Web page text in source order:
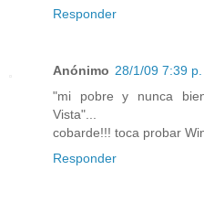
Responder
Anónimo 28/1/09 7:39 p.
"mi pobre y nunca
Vista"...
cobarde!!! toca probar
Responder